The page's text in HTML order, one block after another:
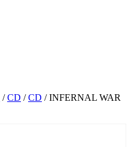
/CD /CD / INFERNAL WAR